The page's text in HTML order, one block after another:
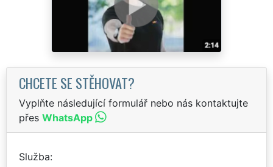
CHCETE SE STĚHOVAT?
Vyplňte následující formulář nebo nás kontaktujte
přes WhatsApp
Služba